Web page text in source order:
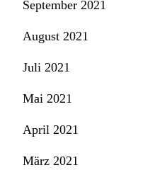
September 2021
August 2021
Juli 2021
Mai 2021
April 2021
März 2021